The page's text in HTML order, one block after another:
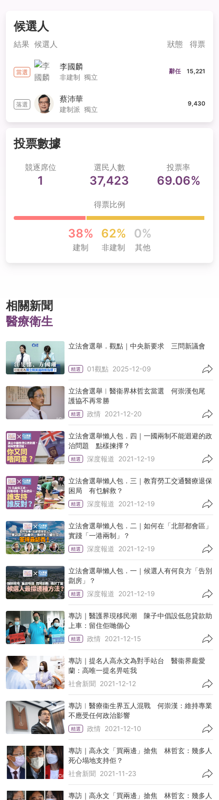
候選人
結果 候選人 狀態 得票
當選
李國麟
非建制 獨立
辭任 15,221
落選
蔡沛華
建制派 獨立
9,430
投票數據
競逐席位
1
選民人數
37,423
投票率
69.06%
得票比例
38%
建制
62%
非建制
0%
其他
相關新聞
醫療衛生
立法會選舉．觀點｜中央新要求 三問新議會
精選 01觀點 2025-12-09
立法會選舉︱醫衞界林哲玄當選 何崇漢包尾
護協不再常勝
精選 政情 2021-12-20
立法會選舉懶人包．四｜一國兩制不能迴避的政
治問題 點樣揀擇？
精選 深度報道 2021-12-19
立法會選舉懶人包．三｜教育勞工交通醫療退保
困局 有乜解救？
精選 深度報道 2021-12-19
立法會選舉懶人包．二｜如何在「北部都會區」
實踐「一港兩制」？
精選 深度報道 2021-12-19
立法會選舉懶人包．一｜候選人有何良方「告別
劏房」？
精選 深度報道 2021-12-19
專訪｜醫護界現移民潮 陳子中倡設低息貸款助
上車：留住佢哋個心
精選 政情 2021-12-15
專訪｜提名人高永文為對手站台 醫衞界龐愛
蘭：高唯一提名畀咗我
社會新聞 2021-12-12
專訪︱醫療衞生界五人混戰 何崇漢：維持專業
不應受任何政治影響
精選 政情 2021-12-10
專訪｜高永文「買兩邊」搶焦 林哲玄：幾多人
死心塌地支持佢？
社會新聞 2021-11-23
專訪｜高永文「買兩邊」搶焦 林哲玄：幾多人